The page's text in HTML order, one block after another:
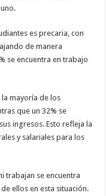
es precaria, con
de manera
se encuentra en trabajo
la mayoría de los
que un 32% se
ingresos. Esto refleja la
y salariales para los
trabajan se encuentra
ellos en esta situación.